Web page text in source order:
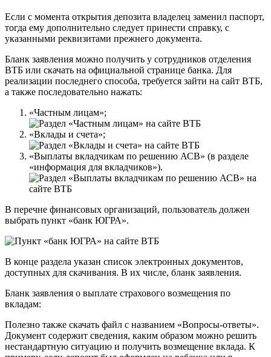
Если с момента открытия депозита владелец заменил паспорт,
тогда ему дополнительно следует принести справку, с
указанными реквизитами прежнего документа.
Бланк заявления можно получить у сотрудников отделения
ВТБ или скачать на официальной странице банка. Для
реализации последнего способа, требуется зайти на сайт ВТБ,
а также последовательно нажать:
«Частным лицам»;
«Вклады и счета»;
«Выплаты вкладчикам по решению АСВ» (в разделе
«информация для вкладчиков»).
В перечне финансовых организаций, пользователь должен
выбрать пункт «банк ЮГРА».
В конце раздела указан список электронных документов,
доступных для скачивания. В их числе, бланк заявления.
Бланк заявления о выплате страхового возмещения по
вкладам:
Полезно также скачать файл с названием «Вопросы-ответы».
Документ содержит сведения, каким образом можно решить
нестандартную ситуацию и получить возмещение вклада. К